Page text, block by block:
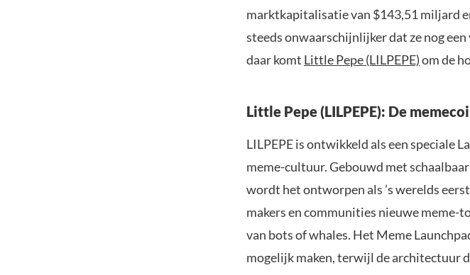
marktkapitalisatie van $143,51 miljard
steeds onwaarschijnlijker dat ze nog
daar komt Little Pepe (LILPEPE)om de
Little Pepe (LILPEPE): De
LILPEPE is ontwikkeld als een speciale
meme-cultuur. Gebouwd met
wordt het ontworpen als ’s werelds
makers en communities nieuwe meme-
van bots of whales. Het Meme
mogelijk maken, terwijl de architectuur